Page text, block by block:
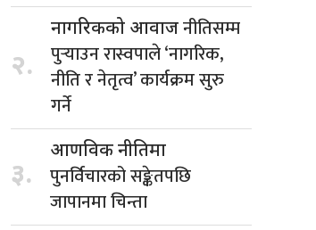
२.
नागरिकको आवाजनीतिसम्म
पुर्‍याउन रास्वपाले ‘नागरिक,
नीति र नेतृत्व’ कार्यक्रम सुरु
गर्ने
३.
आणविक नीतिमा
पुनर्विचारको सङ्केतपछि
जापानमा चिन्ता